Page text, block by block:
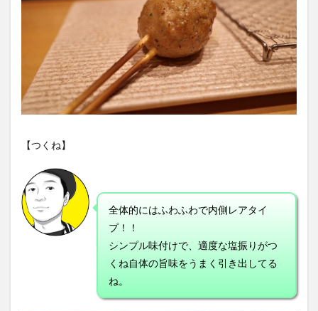
【つくね】
全体的にはふわふわで内側レアタイ
プ！！
シンプル味付けで、適度な塩振りがつ
くね自体の旨味をうまく引き出してる
ね。